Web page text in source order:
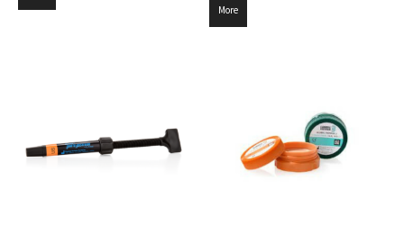
More